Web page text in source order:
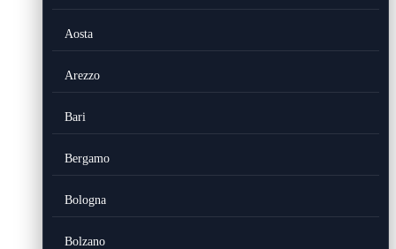
Aosta
Arezzo
Bari
Bergamo
Bologna
Bolzano